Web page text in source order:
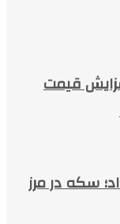
قیمت
سکه در مرز